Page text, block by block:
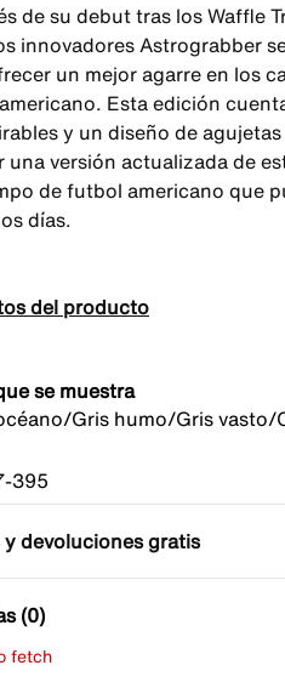
de su debut tras los Waffle
innovadores Astrograbber
un mejor agarre en los
Esta edición
y un diseño de
una versión actualizada de
de futbol americano que
días.
del producto
se muestra
Gris humo/Gris vasto/
395
y devoluciones gratis
(0)
fetch